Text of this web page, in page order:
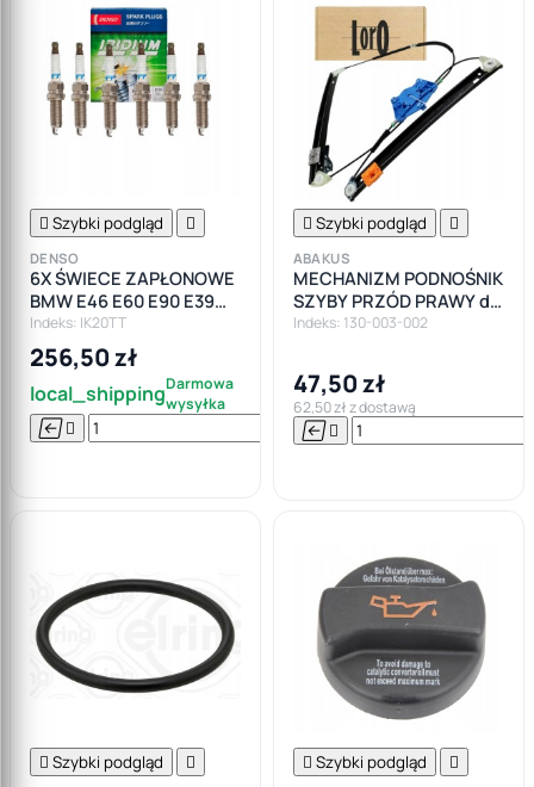
 Szybki podgląd 
DENSO
6X ŚWIECE ZAPŁONOWE
BMW E46 E60 E90 E39
M52 M54 IRYDOWE
Indeks: IK20TT
256,50 zł
local_shippingDarmowa
wysyłka
  

 Szybki podgląd 
ABAKUS
MECHANIZM PODNOŚNIK
SZYBY PRZÓD PRAWY do
AUDI A4 B6 B7 SEAT
Indeks: 130-003-002
47,50 zł
62,50 zł z dostawą
 
 Szybki podgląd   Szybki podgląd 